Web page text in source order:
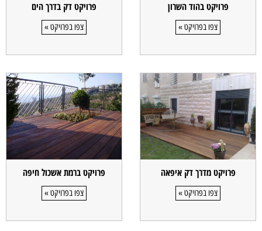
פרויקט בהוד השרון
צפו בפרויקט »
פרויקט דק בדרך הים
צפו בפרויקט »
פרויקט מדרך דק איפאה
צפו בפרויקט »
פרויקט ברמת אשכול חיפה
צפו בפרויקט »